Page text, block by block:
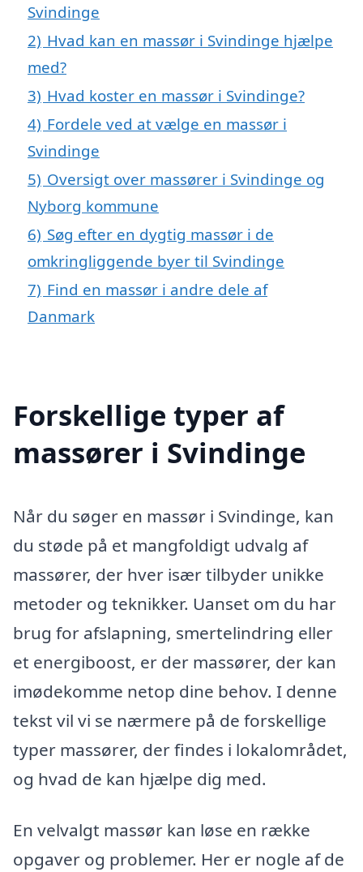
Svindinge
2) Hvad kan en massør i Svindinge hjælpe
med?
3) Hvad koster en massør i Svindinge?
4) Fordele ved at vælge en massør i
Svindinge
5) Oversigt over massører i Svindinge og
Nyborg kommune
6) Søg efter en dygtig massør i de
omkringliggende byer til Svindinge
7) Find en massør i andre dele af
Danmark
Forskellige typer af
massører i Svindinge
Når du søger en massør i Svindinge, kan
du støde på et mangfoldigt udvalg af
massører, der hver især tilbyder unikke
metoder og teknikker. Uanset om du har
brug for afslapning, smertelindring eller
et energiboost, er der massører, der kan
imødekomme netop dine behov. I denne
tekst vil vi se nærmere på de forskellige
typer massører, der findes i lokalområdet,
og hvad de kan hjælpe dig med.
En velvalgt massør kan løse en række
opgaver og problemer. Her er nogle af de